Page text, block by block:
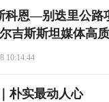
科恩—别迭里公
吉斯斯坦媒体高
10:14:44
朴实最动人心